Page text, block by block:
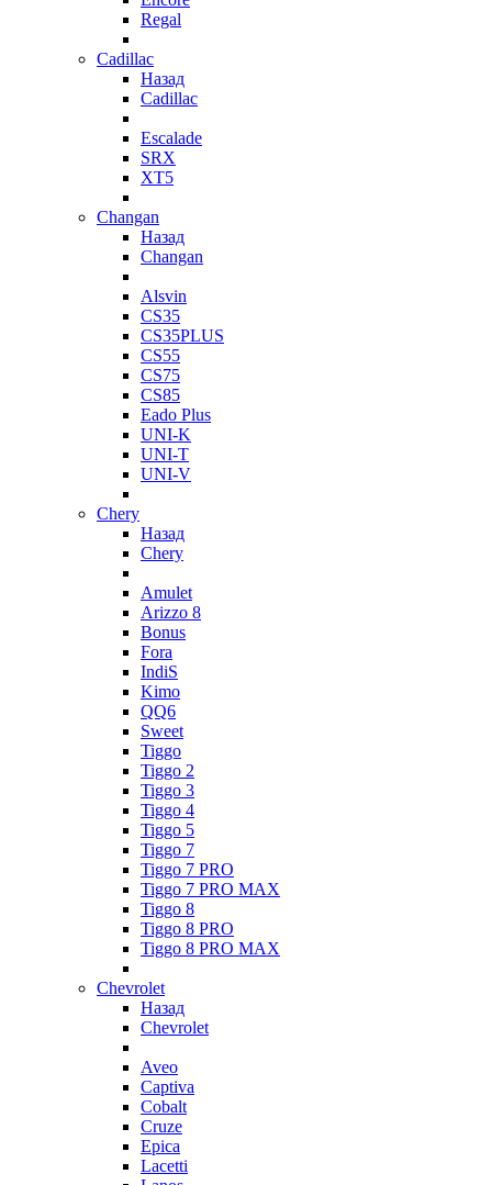
Regal
Cadillac
Назад
Cadillac
Escalade
SRX
XT5
Changan
Назад
Changan
Alsvin
CS35
CS35PLUS
CS55
CS75
CS85
Eado Plus
UNI-K
UNI-T
UNI-V
Chery
Назад
Chery
Amulet
Arizzo 8
Bonus
Fora
IndiS
Kimo
QQ6
Sweet
Tiggo
Tiggo 2
Tiggo 3
Tiggo 4
Tiggo 5
Tiggo 7
Tiggo 7 PRO
Tiggo 7 PRO MAX
Tiggo 8
Tiggo 8 PRO
Tiggo 8 PRO MAX
Chevrolet
Назад
Chevrolet
Aveo
Captiva
Cobalt
Cruze
Epica
Lacetti